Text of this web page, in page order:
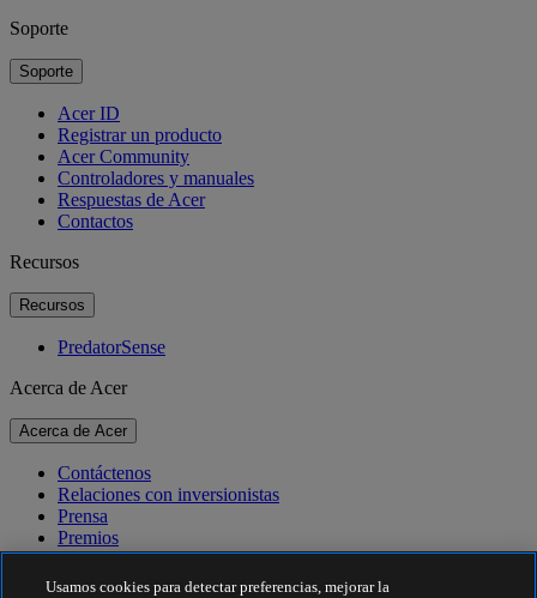
Soporte
Soporte
Acer ID
Registrar un producto
Acer Community
Controladores y manuales
Respuestas de Acer
Contactos
Recursos
Recursos
PredatorSense
Acerca de Acer
Acerca de Acer
Contáctenos
Relaciones con inversionistas
Prensa
Premios
Eventos
Usamos cookies para detectar preferencias, mejorar la